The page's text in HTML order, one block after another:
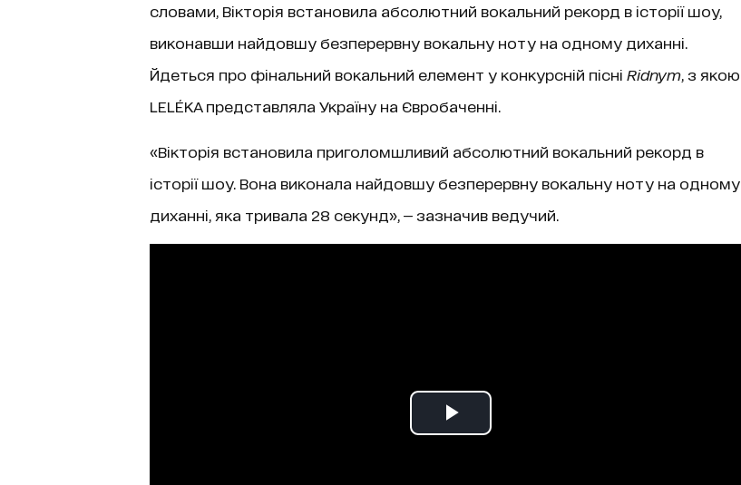
словами, Вікторія встановила абсолютний вокальний рекорд в історії шоу,
виконавши найдовшу безперервну вокальну ноту на одному диханні.
Йдеться про фінальний вокальний елемент у конкурсній пісні Ridnym, з якою
LELÉKA представляла Україну на Євробаченні.
«Вікторія встановила приголомшливий абсолютний вокальний рекорд в
історії шоу. Вона виконала найдовшу безперервну вокальну ноту на одному
диханні, яка тривала 28 секунд», — зазначив ведучий.